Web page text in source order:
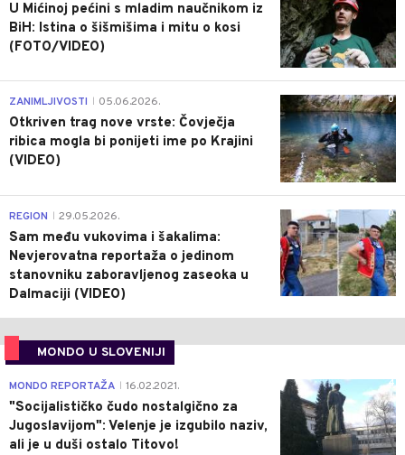
U Mićinoj pećini s mladim naučnikom iz
BiH: Istina o šišmišima i mitu o kosi
(FOTO/VIDEO)
0
ZANIMLJIVOSTI 05.06.2026.
Otkriven trag nove vrste: Čovječja
ribica mogla bi ponijeti ime po Krajini
(VIDEO)
0
REGION 29.05.2026.
Sam među vukovima i šakalima:
Nevjerovatna reportaža o jedinom
stanovniku zaboravljenog zaseoka u
Dalmaciji (VIDEO)
MONDO U SLOVENIJI
4
MONDO REPORTAŽA 16.02.2021.
"Socijalističko čudo nostalgično za
Jugoslavijom": Velenje je izgubilo naziv,
ali je u duši ostalo Titovo!